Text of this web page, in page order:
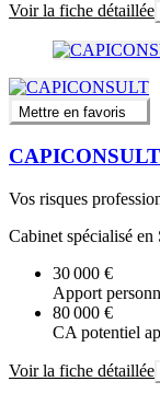
Voir la fiche détaillée
Mettre en favoris
CAPICONSULT
Vos risques
Cabinet spécialisé en
30 000 €
Apport
80 000 €
CA potentiel
Voir la fiche détaillée